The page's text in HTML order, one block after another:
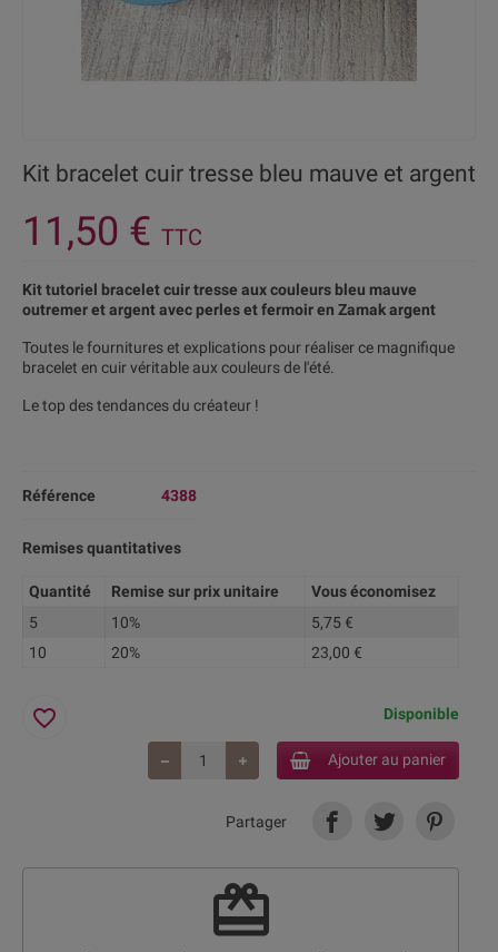
Kit bracelet cuir tresse bleu mauve et argent
11,50 € TTC
Kit tutoriel bracelet cuir tresse aux couleurs bleu mauve
outremer et argent avec perles et fermoir en Zamak argent
Toutes le fournitures et explications pour réaliser ce magnifique
bracelet en cuir véritable aux couleurs de l'été.
Le top des tendances du créateur !
Référence 4388
Remises quantitatives
Quantité Remise sur prix unitaire
Vous économisez
5
10%
5,75 €
10
20% 23,00 €
Disponible
Ajouter au panier
favorite_border
Partager
redeem